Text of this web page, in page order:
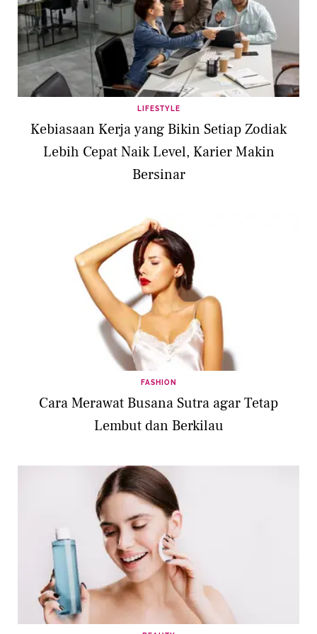
LIFESTYLE
Kebiasaan Kerja yang Bikin Setiap Zodiak
Lebih Cepat Naik Level, Karier Makin
Bersinar
FASHION
Cara Merawat Busana Sutra agar Tetap
Lembut dan Berkilau